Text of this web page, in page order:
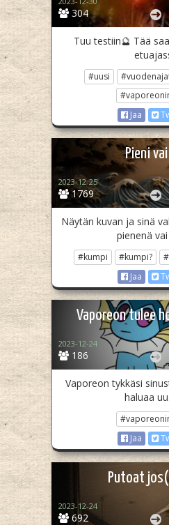
304
Tuu testiin🔮 Tää
#uusi
Jaa
Pieni
1769
2023-12-25
Näytän kuvan ja sinä
pienenä
#kumpi #kumpi?
Jaa
Vaporeon tulee
186
2023-12-24
Vaporeon tykkäsi
haluaa
Jaa
Putoat
692
2023-12-24